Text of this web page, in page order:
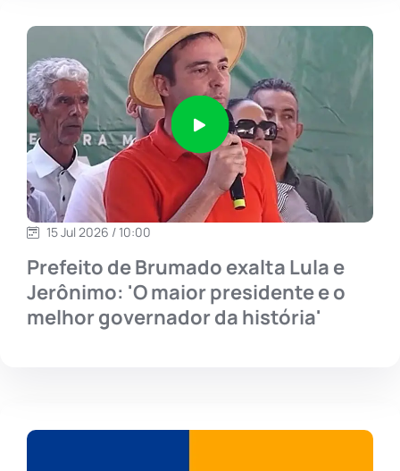
15 Jul 2026 / 10:00
Prefeito de Brumado exalta Lula e
Jerônimo: 'O maior presidente e o
melhor governador da história'